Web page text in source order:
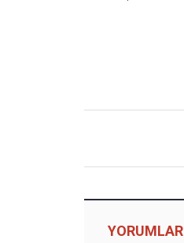
YORUMLAR